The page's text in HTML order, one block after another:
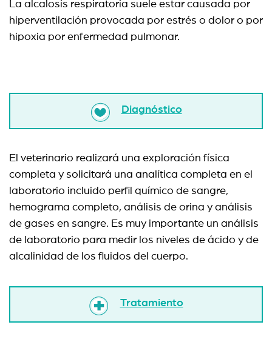
La alcalosis respiratoria suele estar causada por
hiperventilación provocada por estrés o dolor o por
hipoxia por enfermedad pulmonar.
Diagnóstico
El veterinario realizará una exploración física
completa y solicitará una analítica completa en el
laboratorio incluido perfil químico de sangre,
hemograma completo, análisis de orina y análisis
de gases en sangre. Es muy importante un análisis
de laboratorio para medir los niveles de ácido y de
alcalinidad de los fluidos del cuerpo.
Tratamiento